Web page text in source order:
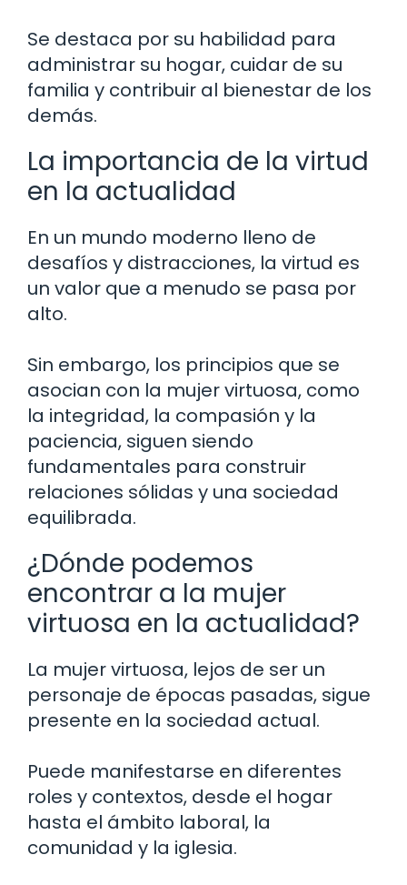
Se destaca por su habilidad para
administrar su hogar, cuidar de su
familia y contribuir al bienestar de los
demás.
La importancia de la virtud
en la actualidad
En un mundo moderno lleno de
desafíos y distracciones, la virtud es
un valor que a menudo se pasa por
alto.
Sin embargo, los principios que se
asocian con la mujer virtuosa, como
la integridad, la compasión y la
paciencia, siguen siendo
fundamentales para construir
relaciones sólidas y una sociedad
equilibrada.
¿Dónde podemos
encontrar a la mujer
virtuosa en la actualidad?
La mujer virtuosa, lejos de ser un
personaje de épocas pasadas, sigue
presente en la sociedad actual.
Puede manifestarse en diferentes
roles y contextos, desde el hogar
hasta el ámbito laboral, la
comunidad y la iglesia.